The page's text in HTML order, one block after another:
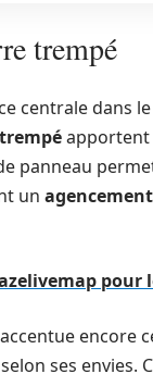
trempé
centrale dans
apportent
panneau
un
pour
accentue encore
selon ses envies.